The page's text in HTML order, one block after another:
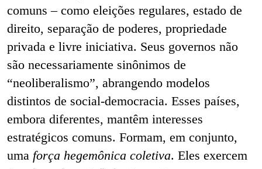
comuns – como eleições regulares, estado de
direito, separação de poderes, propriedade
privada e livre iniciativa. Seus governos não
são necessariamente sinônimos de
“neoliberalismo”, abrangendo modelos
distintos de social-democracia. Esses países,
embora diferentes, mantêm interesses
estratégicos comuns. Formam, em conjunto,
uma força hegemônica coletiva. Eles exercem